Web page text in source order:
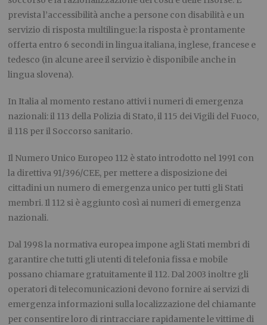
prevista l’accessibilità anche a persone con disabilità e un
servizio di risposta multilingue: la risposta è prontamente
offerta entro 6 secondi in lingua italiana, inglese, francese e
tedesco (in alcune aree il servizio è disponibile anche in
lingua slovena).
In Italia al momento restano attivi i numeri di emergenza
nazionali: il 113 della Polizia di Stato, il 115 dei Vigili del Fuoco,
il 118 per il Soccorso sanitario.
Il Numero Unico Europeo 112 è stato introdotto nel 1991 con
la direttiva 91/396/CEE, per mettere a disposizione dei
cittadini un numero di emergenza unico per tutti gli Stati
membri. Il 112 si è aggiunto così ai numeri di emergenza
nazionali.
Dal 1998 la normativa europea impone agli Stati membri di
garantire che tutti gli utenti di telefonia fissa e mobile
possano chiamare gratuitamente il 112. Dal 2003 inoltre gli
operatori di telecomunicazioni devono fornire ai servizi di
emergenza informazioni sulla localizzazione del chiamante
per consentire loro di rintracciare rapidamente le vittime di